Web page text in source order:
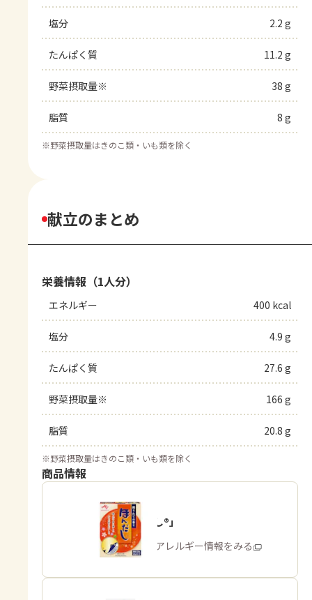
塩分 2.2 g
たんぱく質 11.2 g
野菜摂取量※ 38 g
脂質 8 g
※野菜摂取量はきのこ類・いも類を除く
献立のまとめ
栄養情報（1人分）
エネルギー 400 kcal
塩分 4.9 g
たんぱく質 27.6 g
野菜摂取量※ 166 g
脂質 20.8 g
※野菜摂取量はきのこ類・いも類を除く
商品情報
「ほんだし®」
商品・アレルギー情報をみる